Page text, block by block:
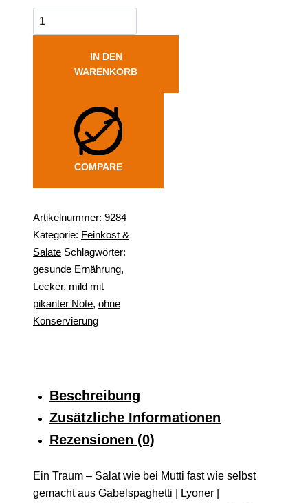
IN DEN
WARENKORB
COMPARE
Artikelnummer: 9284
Kategorie: Feinkost &
Salate Schlagwörter:
gesunde Ernährung,
Lecker, mild mit
pikanter Note, ohne
Konservierung
Beschreibung
Zusätzliche Informationen
Rezensionen (0)
Ein Traum – Salat wie bei Mutti fast wie selbst
gemacht aus Gabelspaghetti | Lyoner |